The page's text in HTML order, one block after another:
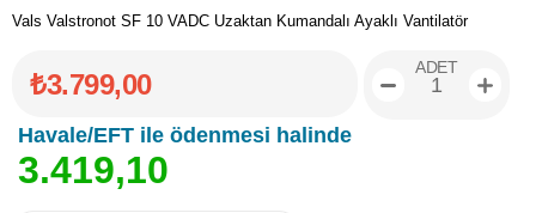
Vals Valstronot SF 10 VADC Uzaktan Kumandalı Ayaklı Vantilatör
₺3.799,00
Havale/EFT ile ödenmesi halinde
3.419,10
ADET